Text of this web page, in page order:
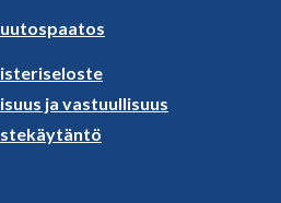
ja vastuullisuus